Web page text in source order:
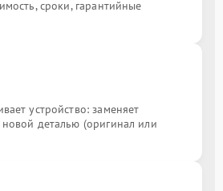
сроки, гарантийные
устройство: заменяет
деталью (оригинал или